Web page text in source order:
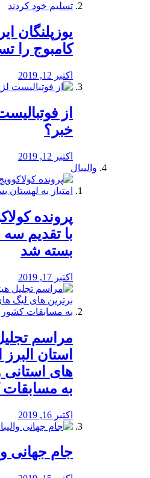
یوزپلنگان
کامبوج را
اکتبر 12, 2019
از
خبر؟
اکتبر 12, 2019
والیبال
پرونده
با تقدیم سه
بسته شد
اکتبر 17, 2019
مراسم
استان
های استانی
به
اکتبر 16, 2019
جام جهانی